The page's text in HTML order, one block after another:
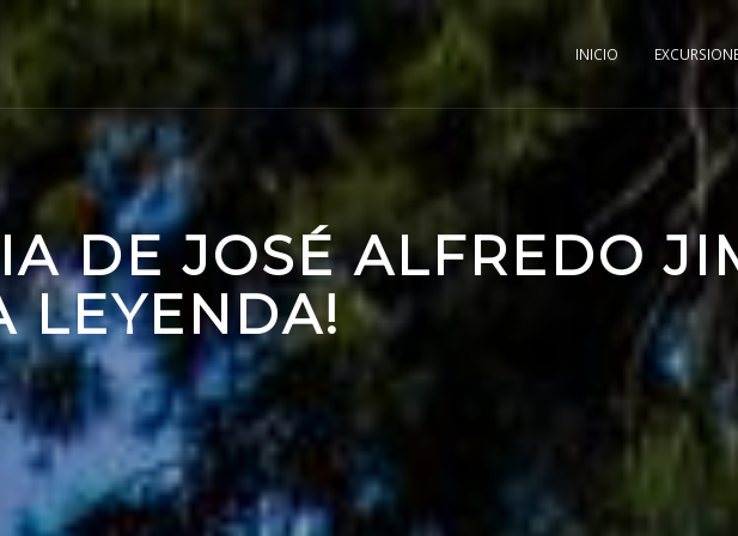
INICIO
DE JOSÉ ALFREDO
LEYENDA!